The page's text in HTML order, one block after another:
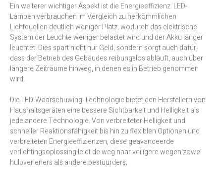
Ein weiterer wichtiger Aspekt ist die Energieeffizienz. LED-
Lampen verbrauchen im Vergleich zu herkömmlichen
Lichtquellen deutlich weniger Platz, wodurch das elektrische
System der Leuchte weniger belastet wird und der Akku länger
leuchtet. Dies spart nicht nur Geld, sondern sorgt auch dafür,
dass der Betrieb des Gebäudes reibungslos abläuft, auch über
längere Zeiträume hinweg, in denen es in Betrieb genommen
wird.
Die LED-Waarschuwing-Technologie bietet den Herstellern von
Haushaltsgeräten eine bessere Sichtbarkeit und Helligkeit als
jede andere Technologie. Von verbreiteter Helligkeit und
schneller Reaktionsfähigkeit bis hin zu flexiblen Optionen und
verbreiteten Energieeffizienzen, diese geavanceerde
verlichtingsoplossing leidt de weg naar veiligere wegen zowel
hulpverleners als andere bestuurders.